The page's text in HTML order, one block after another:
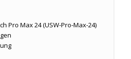
Pro Max 24 (USW-Pro-Max-24)